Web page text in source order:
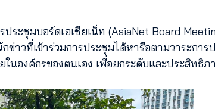
ะชุมบอร์ดเอเชียเน็ท (AsiaNet Board
าวที่เข้าร่วมการประชุมได้หารือตามวาระการ
นองค์กรของตนเอง เพื่อยกระดับและประสิทธิภ